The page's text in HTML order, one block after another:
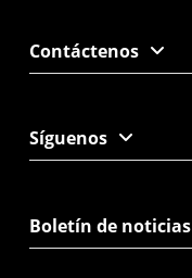
Contáctenos
Síguenos
Boletín de noticias